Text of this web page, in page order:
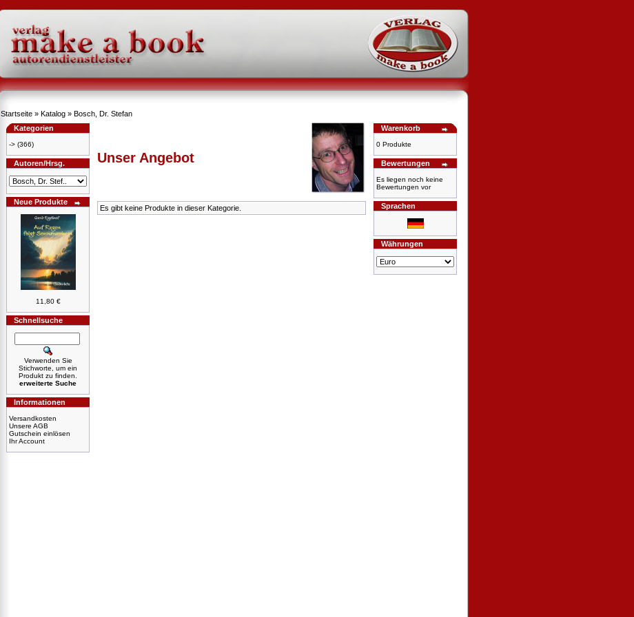
Startseite » Katalog » Bosch, Dr. Stefan
Kategorien
-> (366)
Autoren/Hrsg.
Neue Produkte
11,80 €
Schnellsuche
Verwenden Sie
Stichworte, um ein
Produkt zu finden.
erweiterte Suche
Informationen
Versandkosten
Unsere AGB
Gutschein einlösen
Ihr Account
Unser Angebot
Es gibt keine Produkte in dieser Kategorie.
Warenkorb
0 Produkte
Bewertungen
Es liegen noch keine
Bewertungen vor
Sprachen
Währungen